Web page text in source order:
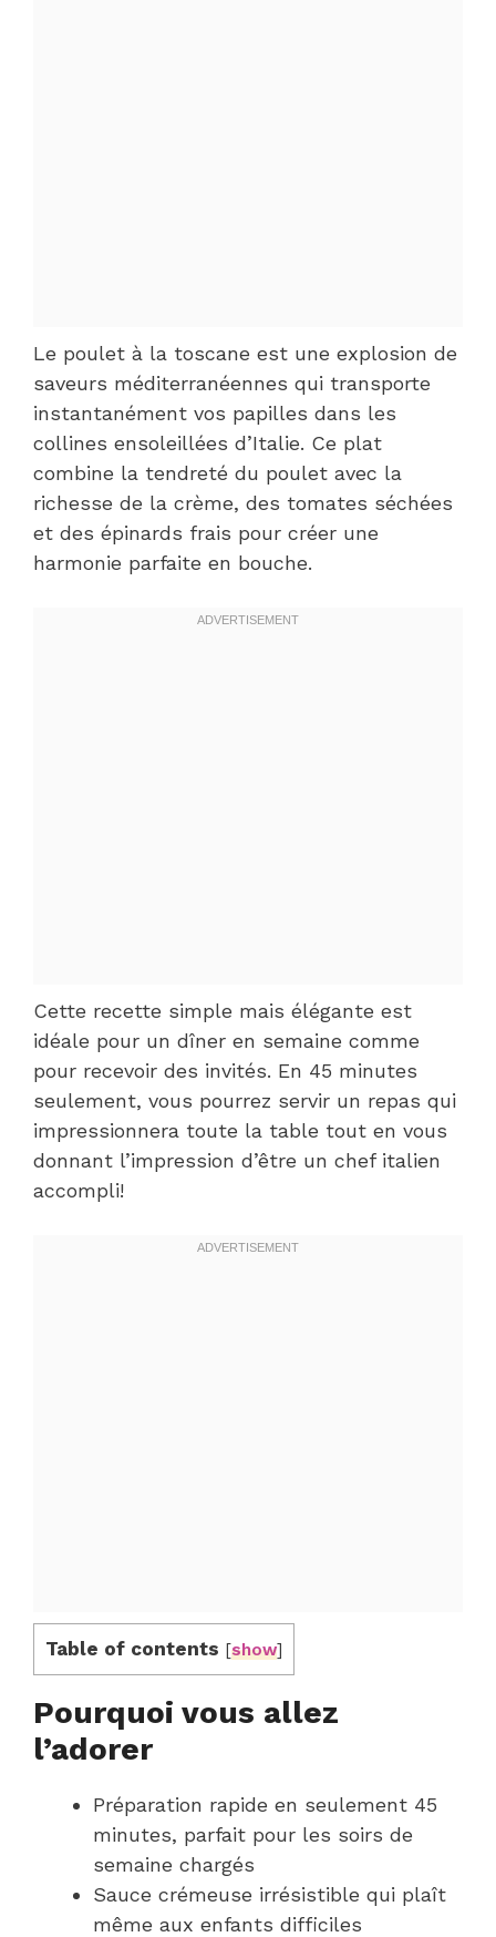
Le poulet à la toscane est une explosion de
saveurs méditerranéennes qui transporte
instantanément vos papilles dans les
collines ensoleillées d’Italie. Ce plat
combine la tendreté du poulet avec la
richesse de la crème, des tomates séchées
et des épinards frais pour créer une
harmonie parfaite en bouche.
Cette recette simple mais élégante est
idéale pour un dîner en semaine comme
pour recevoir des invités. En 45 minutes
seulement, vous pourrez servir un repas qui
impressionnera toute la table tout en vous
donnant l’impression d’être un chef italien
accompli!
Table of contents [show]
Pourquoi vous allez
l’adorer
Préparation rapide en seulement 45
minutes, parfait pour les soirs de
semaine chargés
Sauce crémeuse irrésistible qui plaît
même aux enfants difficiles